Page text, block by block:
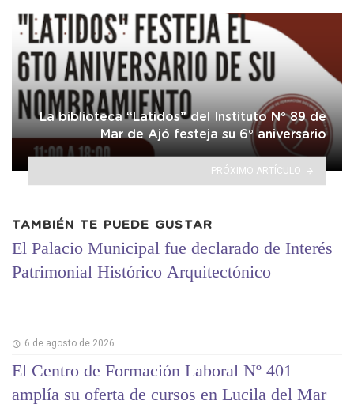
La biblioteca “Latidos” del Instituto N° 89 de
Mar de Ajó festeja su 6° aniversario
PRÓXIMO ARTÍCULO
TAMBIÉN TE PUEDE GUSTAR
El Palacio Municipal fue declarado de Interés
Patrimonial Histórico Arquitectónico
6 de agosto de 2026
El Centro de Formación Laboral Nº 401
amplía su oferta de cursos en Lucila del Mar